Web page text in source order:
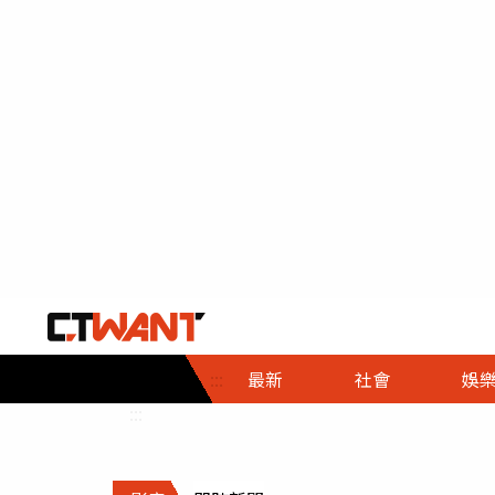
::: 最新 社會
社會首頁
時事
調查
娛樂
娛樂首頁
即時
財經首頁
熱線
政